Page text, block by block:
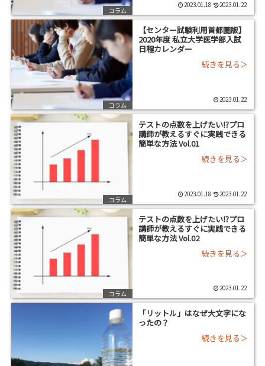
コラム
2023.01.18 2023.01.22
コラム
【センター試験利用首都圏版】
2020年度 私立大学医学部入試
日程カレンダー
2023.01.22
コラム
テストの点数を上げたい⁉プロ
講師が教えるすぐに実践できる
簡単な方法 Vol.01
2023.01.18 2023.01.22
コラム
テストの点数を上げたい⁉プロ
講師が教えるすぐに実践できる
簡単な方法 Vol.02
2023.01.22
「リットル」はなぜ大文字にな
ったの？